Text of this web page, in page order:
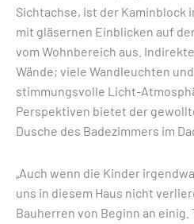
Sichtachse, ist der Kaminblock
mit gläsernen Einblicken auf
vom Wohnbereich aus.
Wände; viele Wandleuchten
stimmungsvolle Licht-
Perspektiven bietet der
Dusche des Badezimmers im
„Auch wenn die Kinder
uns in diesem Haus nicht
Bauherren von Beginn an einig.